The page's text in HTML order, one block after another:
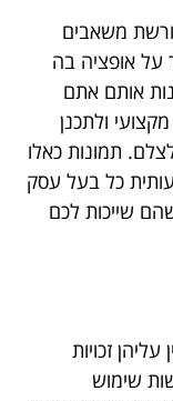
משאבים
על אופציה בה
אותם אתם
ולתכנן
תמונות כאלו
כל בעל עסק
שייכות לכם
זכויות
שימוש